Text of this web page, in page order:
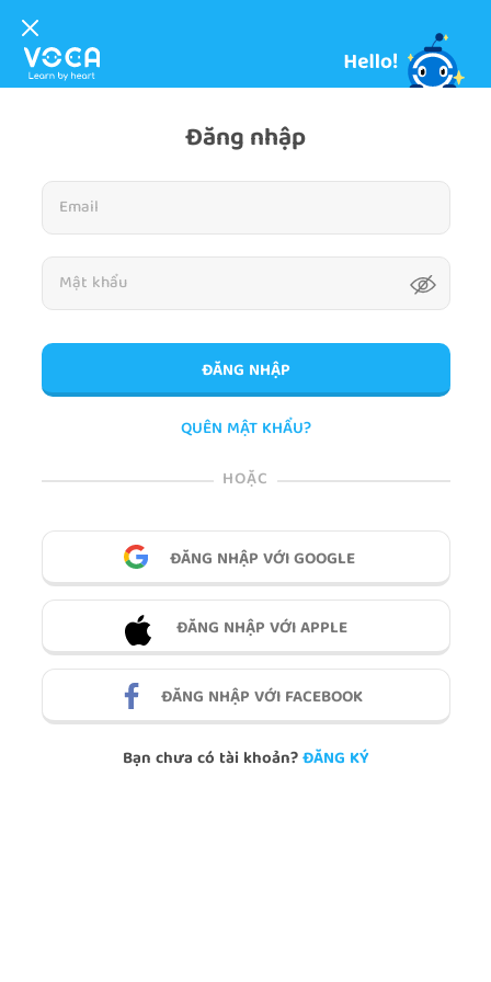
Đăng nhập
ĐĂNG NHẬP
QUÊN MẬT KHẨU?
HOẶC
ĐĂNG NHẬP VỚI GOOGLE
ĐĂNG NHẬP VỚI APPLE
ĐĂNG NHẬP VỚI FACEBOOK
Bạn chưa có tài khoản?ĐĂNG KÝ